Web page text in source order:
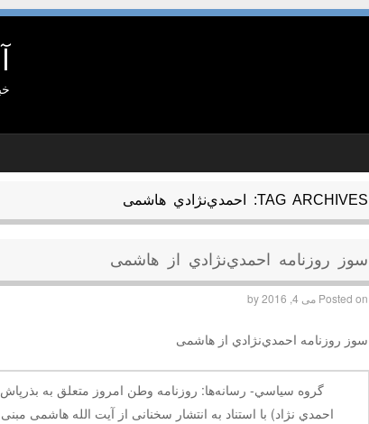
TAG ARCHIVES: احمدي‌نژادي هاشمی
سوز روزنامه احمدي‌نژادي از هاشمی
Posted on می 4, 2016 by
سوز روزنامه احمدي‌نژادي از هاشمی
گروه سياسي- رسانه‌ها: روزنامه وطن امروز متعلق به بذرپاش
احمدي نژاد) با استناد به انتشار سخنانی از آیت الله هاشمی